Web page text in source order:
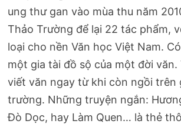
ung thư gan vào mùa thu năm
Thảo Trường để lại 22 tác phẩm,
loại cho nền Văn học Việt Nam.
một gia tài đồ sộ của một đời văn.
viết văn ngay từ khi còn ngồi trên
trường. Những truyện ngắn:
Đò Dọc, hay Làm Quen… là thẻ